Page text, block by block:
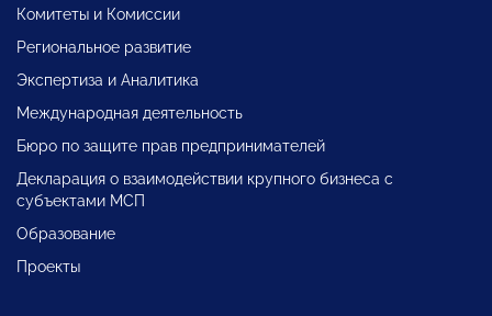
Комитеты и Комиссии
Региональное развитие
Экспертиза и Аналитика
Международная деятельность
Бюро по защите прав предпринимателей
Декларация о взаимодействии крупного бизнеса с
субъектами МСП
Образование
Проекты